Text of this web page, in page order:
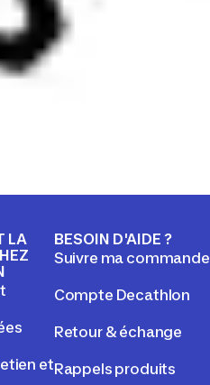
LA
et
BESOIN D'AIDE ?
Suivre ma commande
Compte Decathlon
Retour & échange
Rappels produits